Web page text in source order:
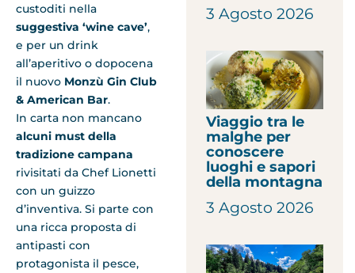
custoditi nella
suggestiva ‘wine cave’,
e per un drink
all’aperitivo o dopocena
il nuovo Monzù Gin Club
& American Bar.
In carta non mancano
alcuni must della
tradizione campana
rivisitati da Chef Lionetti
con un guizzo
d’inventiva. Si parte con
una ricca proposta di
antipasti con
protagonista il pesce,
3 Agosto 2026
Viaggio tra le
malghe per
conoscere
luoghi e sapori
della montagna
3 Agosto 2026